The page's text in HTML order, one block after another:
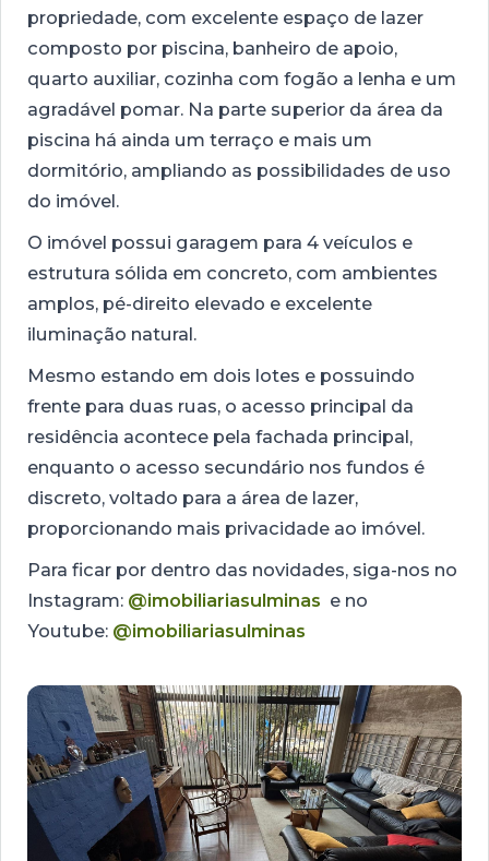
propriedade, com excelente espaço de lazer
composto por piscina, banheiro de apoio,
quarto auxiliar, cozinha com fogão a lenha e um
agradável pomar. Na parte superior da área da
piscina há ainda um terraço e mais um
dormitório, ampliando as possibilidades de uso
do imóvel.
O imóvel possui garagem para 4 veículos e
estrutura sólida em concreto, com ambientes
amplos, pé-direito elevado e excelente
iluminação natural.
Mesmo estando em dois lotes e possuindo
frente para duas ruas, o acesso principal da
residência acontece pela fachada principal,
enquanto o acesso secundário nos fundos é
discreto, voltado para a área de lazer,
proporcionando mais privacidade ao imóvel.
Para ficar por dentro das novidades, siga-nos no
Instagram: @imobiliariasulminas e no
Youtube: @imobiliariasulminas